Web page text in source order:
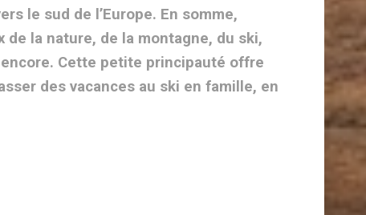
le sud de l’Europe. En somme,
la nature, de la montagne, du ski,
Cette petite principauté offre
des vacances au ski en famille, en